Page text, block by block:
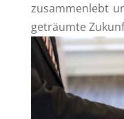
zusammenlebt
geträumte